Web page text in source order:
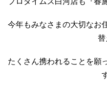
今年もみなさまの大切なお
替
たくさん携われることを願